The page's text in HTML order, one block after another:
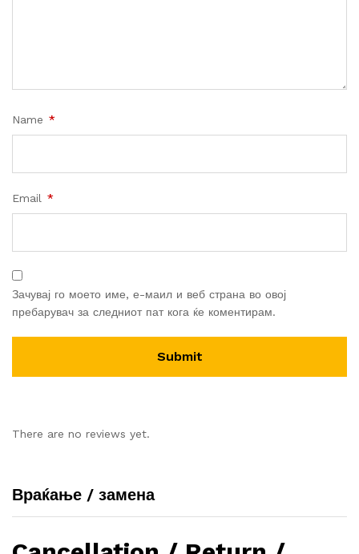
Name *
Email *
Зачувај го моето име, е-маил и веб страна во овој
пребарувач за следниот пат кога ќе коментирам.
There are no reviews yet.
Враќање / замена